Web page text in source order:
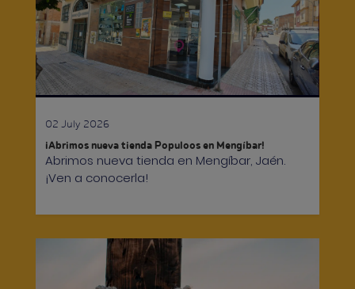
02 July 2026
¡Abrimos nueva tienda Populoos en Mengíbar!
Abrimos nueva tienda en Mengíbar, Jaén.
¡Ven a conocerla!